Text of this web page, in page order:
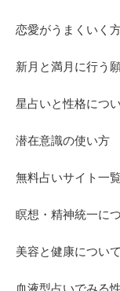
恋愛がうまくいく
新月と満月に行う
星占いと性格につ
潜在意識の使い方
無料占いサイト一覧
瞑想・精神統一に
美容と健康について
血液型占いでみる